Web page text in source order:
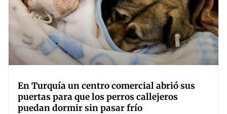
En Turquía un centro comercial abrió sus
puertas para que los perros callejeros
puedan dormir sin pasar frío